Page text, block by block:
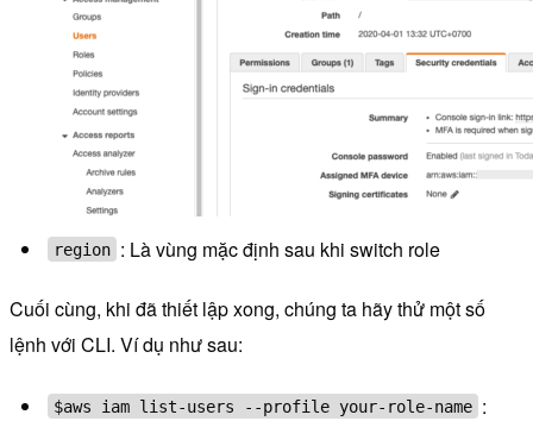
region : Là vùng mặc định sau khi switch role
Cuối cùng, khi đã thiết lập xong, chúng ta hãy thử một số
lệnh với CLI. Ví dụ như sau:
$aws iam list-users --profile your-role-name :